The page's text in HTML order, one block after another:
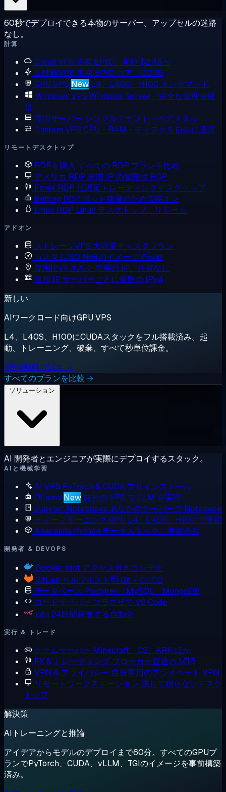
60秒でデプロイできる本物のサーバー。アップセルの迷路
なし。
計算
Cloud VPS 共有 EPYC、月額 $2.48〜
高性能VPS 専用 EPYC コア、DDR5
GPU VPS New L4、L40S、H100 オンデマンド
Windows VPS Windows Server、完全な管理者権
限
専用サーバー シングルテナント・ベアメタル
Custom VPS CPU・RAM・ディスクを自由に選択
リモートデスクトップ
RDPを購入 すべての RDP プランを比較
アメリカ RDP 米国 IP の管理者 RDP
Forex RDP 低遅延トレーディングデスクトップ
Botting RDP ボット稼働のため常時オン
Linux RDP Linux デスクトップ、リモート
アドオン
ストレージVPS 大容量ディスクプラン
カスタムISO 独自のイメージで起動
専用IPv4 あなた専用の IP、共有なし
追加 IP サーバーごとに複数の IPv4
新しい
AIワークロード向けGPU VPS
L4、L40S、H100にCUDAスタックをフル搭載済み。起
動、トレーニング、破棄、すべて秒単位課金。
1時間無料で試す →
すべてのプランを比較 →
AI 開発者とエンジニアが実際にデプロイするスタック。
AIと機械学習
AI VPS PyTorch & CUDA プリインストール
Ollama New 自分の VPS で LLM を実行
Jupyter Notebooks あなたのサーバーで Notebook
ディープラーニング GPU L4、L40S、H100 で学習
Anaconda Python データスタック、準備済み
開発者 & DEVOPS
Docker root アクセス付きコンテナ
GitLab セルフホスト型 Git + CI/CD
データベース Postgres、MySQL、MongoDB
コードサーバー ブラウザで VS Code
n8n 24時間稼働する自動化
実行 & トレード
ゲームサーバー Minecraft、CS、ARK ほか
FX & トレーディング ブローカー直近の MT5
VPN & プライバシー 自分専用のプライベート VPN
リモートワークステーション 決して眠らないデスク
トップ
解決策
AIトレーニングと推論
アイデアからモデルのデプロイまで60分。すべてのGPUプ
ランでPyTorch、CUDA、vLLM、TGIのイメージを事前構築
済み。